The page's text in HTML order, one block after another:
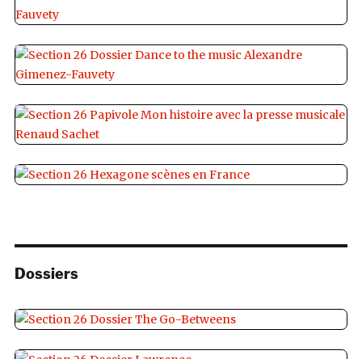
Dossiers